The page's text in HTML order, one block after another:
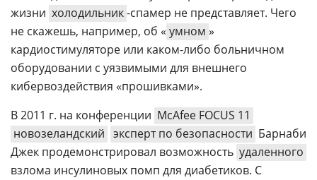
жизни холодильник-спамер не представляет. Чего
не скажешь, например, об « умном »
кардиостимуляторе или каком-либо больничном
оборудовании с уязвимыми для внешнего
кибервоздействия «прошивками».
В 2011 г. на конференции McAfee FOCUS 11
новозеландский эксперт по безопасности Барнаби
Джек продемонстрировал возможность удаленного
взлома инсулиновых помп для диабетиков. С